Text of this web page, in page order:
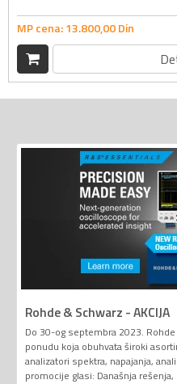
MP cena:13.800,00Din
Rohde & Schwarz - AKCIJA
Do 30-og septembra 2023.
ponudu koja obuhvata široki
analizatori spektra, napajanja,
promocije glasi: Današnja